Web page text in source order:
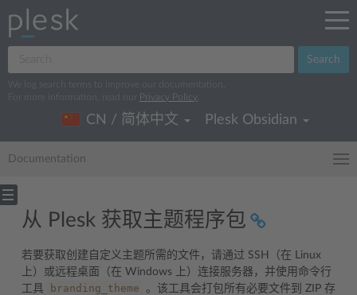
Search
We log search terms to improve our documentation.
For more information, read our
Privacy Policy
CN / 简体中文 Plesk Obsidian
Documentation
从 Plesk 获取主题程序包
若要获取创建自定义主题所需的文件，请通过 SSH（在 Linux
上）或远程桌面（在 Windows 上）连接服务器，并使用命令行
工具
branding_theme
。该工具会打包所有必要文件到 ZIP 存